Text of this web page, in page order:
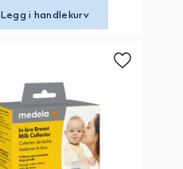
Legg i handlekurv